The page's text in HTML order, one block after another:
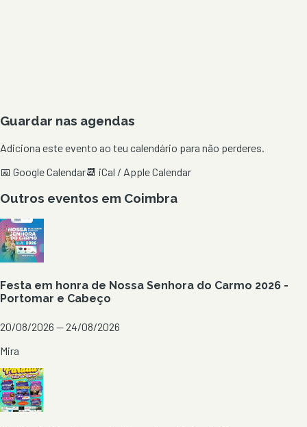
Guardar nas agendas
Adiciona este evento ao teu calendário para não perderes.
📅 Google Calendar📆 iCal / Apple Calendar
Outros eventos em Coimbra
Festa em honra de Nossa Senhora do Carmo 2026 -
Portomar e Cabeço
20/08/2026 — 24/08/2026
Mira